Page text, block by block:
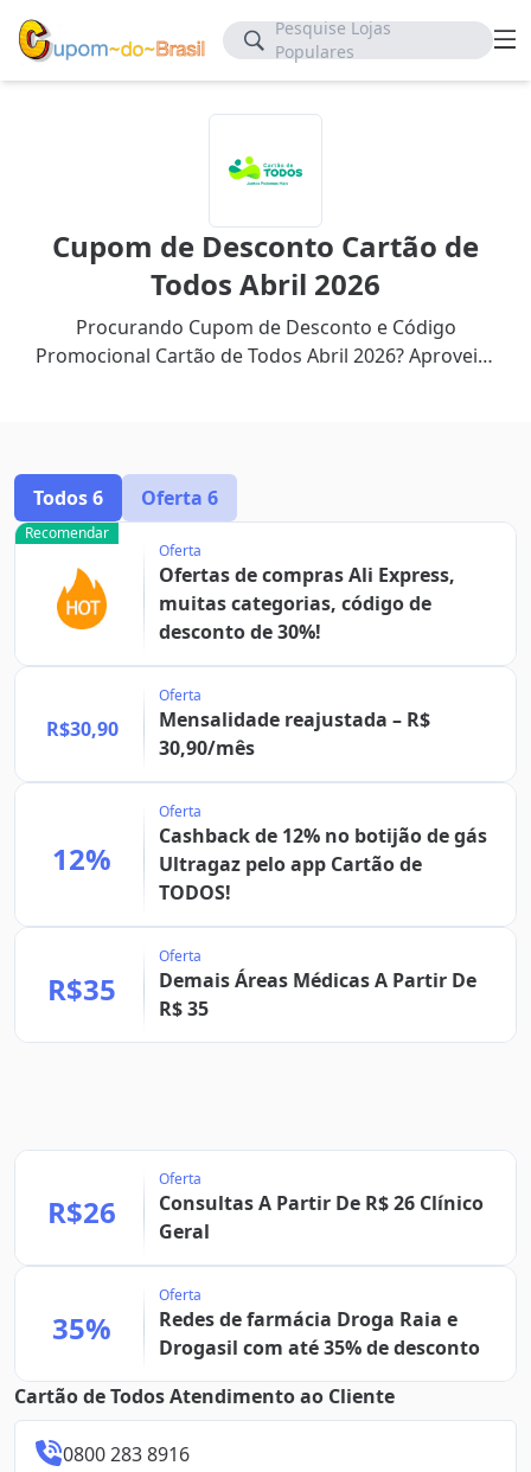
Pesquise Lojas
Populares
Cupom de Desconto Cartão de
Todos Abril 2026
Procurando Cupom de Desconto e Código
Promocional Cartão de Todos Abril 2026? Aproveite
Todos6 Oferta 6
Recomendar
Oferta
Ofertas de compras Ali Express,
muitas categorias, código de
desconto de 30%!
R$30,90
Oferta
Mensalidade reajustada – R$
30,90/mês
12%
Oferta
Cashback de 12% no botijão de gás
Ultragaz pelo app Cartão de
TODOS!
R$35
Oferta
Demais Áreas Médicas A Partir De
R$ 35
R$26
Oferta
Consultas A Partir De R$ 26 Clínico
Geral
35%
Oferta
Redes de farmácia Droga Raia e
Drogasil com até 35% de desconto
Cartão de Todos Atendimento ao Cliente
0800 283 8916